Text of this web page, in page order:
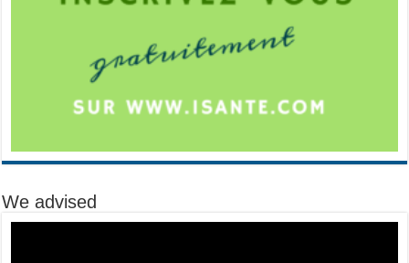
We advised